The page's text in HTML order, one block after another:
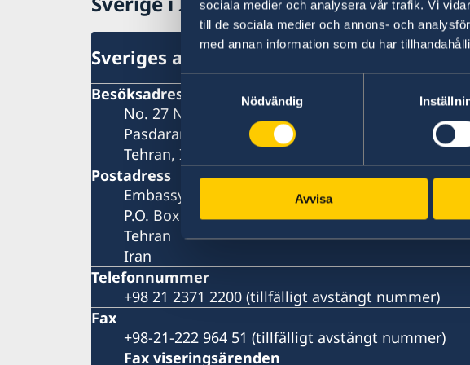
sociala medier och analysera vår trafik. Vi
till de sociala medier och annons- och
med annan information som du har
Samtyckesval
Nödvändig
Avvisa
Sveriges ambassad i Teheran
Besöksadress
No. 27 Nastaran St, Boostan St.
Pasdaran Ave.
Tehran, Iran
Postadress
Embassy of Sweden
P.O. Box 458
Tehran
Iran
Telefonnummer
+98 21 2371 2200 (tillfälligt avstängt nummer)
Fax
+98-21-222 964 51 (tillfälligt avstängt nummer)
Fax viseringsärenden